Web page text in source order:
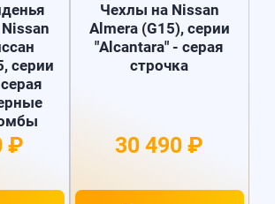
серии
₽
Чехлы на Nissan
Almera (G15), серии
"Alcantara" - серая
строчка
30 490 ₽